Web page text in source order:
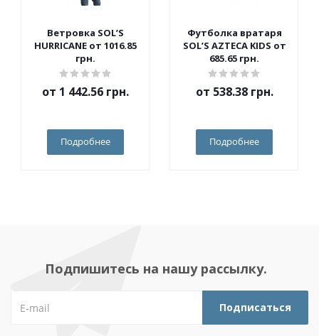
Ветровка SOL’S
HURRICANE от 1016.85
грн.
от 1 442.56 грн.
Подробнее
Футболка вратаря
SOL’S AZTECA KIDS от
685.65 грн.
от 538.38 грн.
Подробнее
Подпишитесь на нашу рассылку.